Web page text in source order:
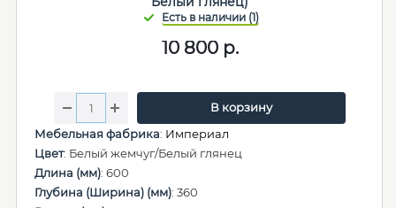
10 800р.
В корзину
Мебельная фабрика: Империал
Цвет: Белый жемчуг/Белый глянец
Длина (мм): 600
Глубина (Ширина) (мм): 360